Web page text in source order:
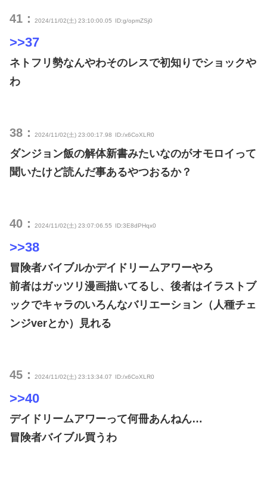
41： 2024/11/02(土) 23:10:00.05 ID:g/opmZSj0
>>37
ネトフリ勢なんやわそのレスで初知りでショックや
わ
38： 2024/11/02(土) 23:00:17.98 ID:/x6CoXLR0
ダンジョン飯の解体新書みたいなのがオモロイって
聞いたけど読んだ事あるやつおるか？
40： 2024/11/02(土) 23:07:06.55 ID:3E8dPHqx0
>>38
冒険者バイブルかデイドリームアワーやろ
前者はガッツリ漫画描いてるし、後者はイラストブ
ックでキャラのいろんなバリエーション（人種チェ
ンジverとか）見れる
45： 2024/11/02(土) 23:13:34.07 ID:/x6CoXLR0
>>40
デイドリームアワーって何冊あんねん…
冒険者バイブル買うわ